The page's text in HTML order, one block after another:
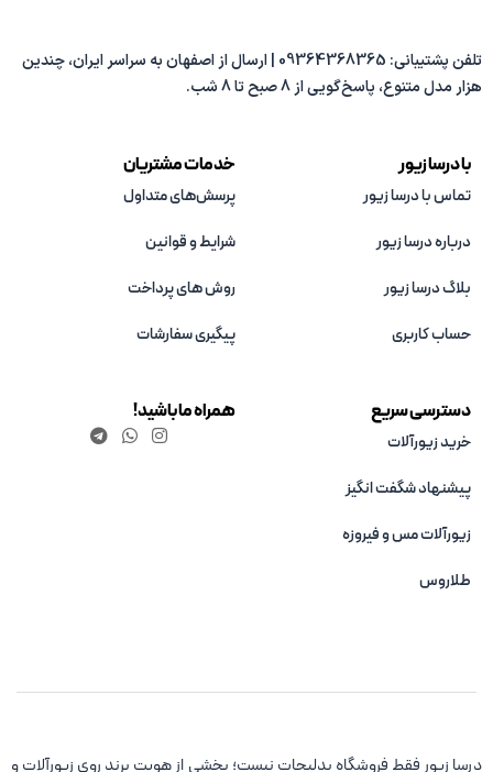
تلفن پشتیبانی: 09364368365 | ارسال از اصفهان به سراسر ایران، چندین
هزار مدل متنوع، پاسخ‌گویی از 8 صبح تا 8 شب.
با درسا زیور
تماس با درسا زیور
درباره درسا زیور
بلاگ درسا زیور
حساب کاربری
خدمات مشتریان
پرسش‌های متداول
شرایط و قوانین
روش های پرداخت
پیگیری سفارشات
دسترسی سریع
خرید زیورآلات
پیشنهاد شگفت انگیز
زیورآلات مس و فیروزه‌
طلاروس
همراه ما باشید!
درسا زیور فقط فروشگاه بدلیجات نیست؛ بخشی از هویت برند روی زیورآلات و